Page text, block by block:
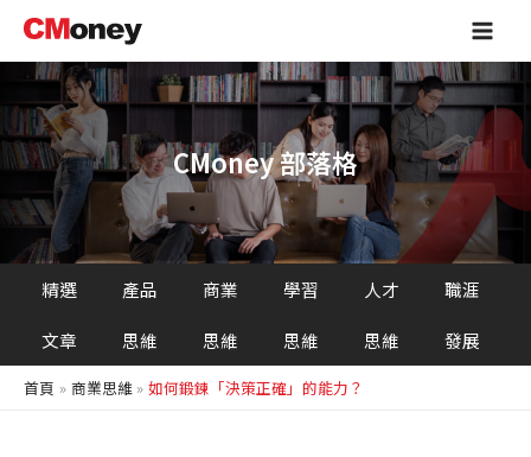
主
容
Main
CMoney 部落格
精選
文章
產品
思維
商業
思維
學習
思維
人才
思維
職涯
發展
首頁 商業思維 如何鍛鍊「決策正確」的能力？
尋